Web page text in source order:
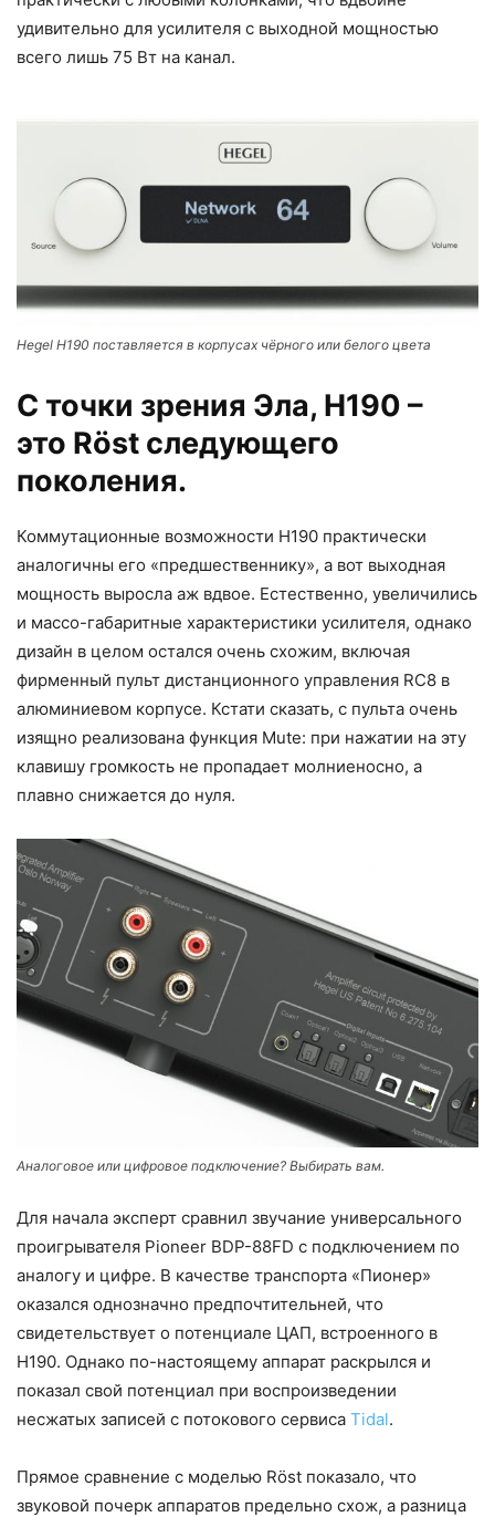
удивительно для усилителя с выходной мощностью
всего лишь 75 Вт на канал.
Hegel H190 поставляется в корпусах чёрного или белого цвета
С точки зрения Эла, H190 –
это Röst следующего
поколения.
Коммутационные возможности H190 практически
аналогичны его «предшественнику», а вот выходная
мощность выросла аж вдвое. Естественно, увеличились
и массо-габаритные характеристики усилителя, однако
дизайн в целом остался очень схожим, включая
фирменный пульт дистанционного управления RC8 в
алюминиевом корпусе. Кстати сказать, с пульта очень
изящно реализована функция Mute: при нажатии на эту
клавишу громкость не пропадает молниеносно, а
плавно снижается до нуля.
Аналоговое или цифровое подключение? Выбирать вам.
Для начала эксперт сравнил звучание универсального
проигрывателя Pioneer BDP-88FD с подключением по
аналогу и цифре. В качестве транспорта «Пионер»
оказался однозначно предпочтительней, что
свидетельствует о потенциале ЦАП, встроенного в
H190. Однако по-настоящему аппарат раскрылся и
показал свой потенциал при воспроизведении
несжатых записей с потокового сервиса Tidal.
Прямое сравнение с моделью Röst показало, что
звуковой почерк аппаратов предельно схож, а разница